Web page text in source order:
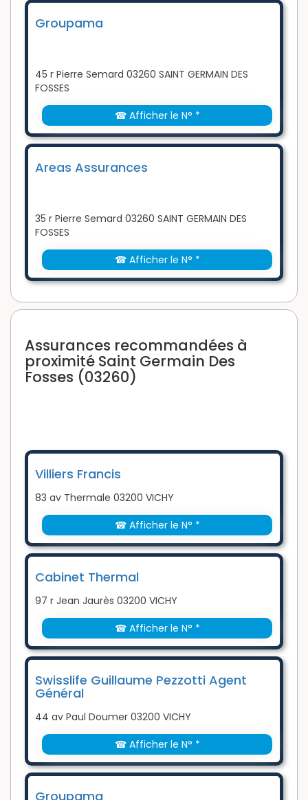
Groupama
45 r Pierre Semard 03260 SAINT GERMAIN DES
FOSSES
☎ Afficher le N° *
Areas Assurances
35 r Pierre Semard 03260 SAINT GERMAIN DES
FOSSES
☎ Afficher le N° *
Assurances recommandées à
proximité Saint Germain Des
Fosses (03260)
Villiers Francis
83 av Thermale 03200 VICHY
☎ Afficher le N° *
Cabinet Thermal
97 r Jean Jaurès 03200 VICHY
☎ Afficher le N° *
Swisslife Guillaume Pezzotti Agent
Général
44 av Paul Doumer 03200 VICHY
☎ Afficher le N° *
Groupama